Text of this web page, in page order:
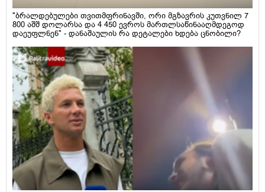
"ბრალდებულები თვითმფრინავში, ორი მგზავრის კუთვნილ 7
800 აშშ დოლარსა და 4 450 ევროს მართლსაწინააღმდეგოდ
დაეუფლნენ" - დანაშაულის რა დეტალები ხდება ცნობილი?